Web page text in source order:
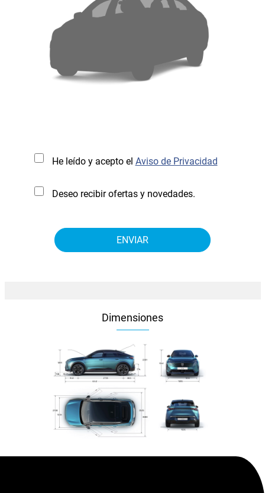
He leído y acepto el Aviso de Privacidad
Deseo recibir ofertas y novedades.
Dimensiones